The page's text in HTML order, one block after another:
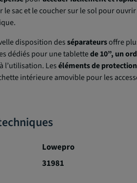
sac et le coucher sur le sol pour
disposition desséparateursoffre
dédiés pour une tablettede 10”, un
l’utilisation. Leséléments de protection
intérieure amovible pour les
Lowepro
31981